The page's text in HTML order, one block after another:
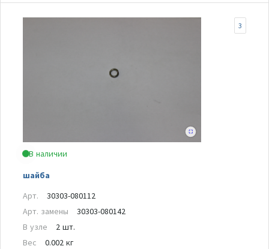
В наличии
шайба
3
Арт.
30303-080112
Арт. замены
30303-080142
В узле
2 шт.
Вес
0.002 кг